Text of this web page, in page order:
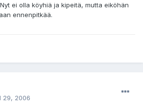
ei olla köyhiä ja kipeitä, mutta eiköhän
ennenpitkää.
29, 2006